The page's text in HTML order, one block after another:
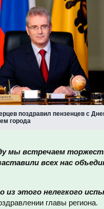
поздравил пензенцев с
города
мы встречаем
всех нас
из этого нелегкого
главы региона.